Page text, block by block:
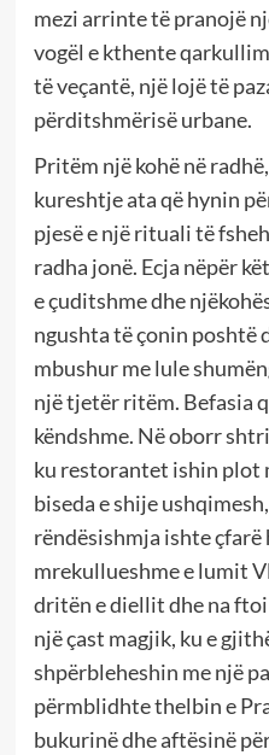
mezi arrinte të pranojë
vogël e kthente
të veçantë, një lojë të
përditshmërisë urbane.
Pritëm një kohë në
kureshtje ata që hynin
pjesë e një rituali të
radha jonë. Ecja nëpër
e çuditshme dhe
ngushta të çonin poshtë
mbushur me lule
një tjetër ritëm. Befasia
këndshme. Në oborr
ku restorantet ishin plot
biseda e shije
rëndësishmja ishte çfarë
mrekullueshme e lumit
dritën e diellit dhe na
një çast magjik, ku e
shpërbleheshin me një
përmblidhte thelbin e
bukurinë dhe aftësinë